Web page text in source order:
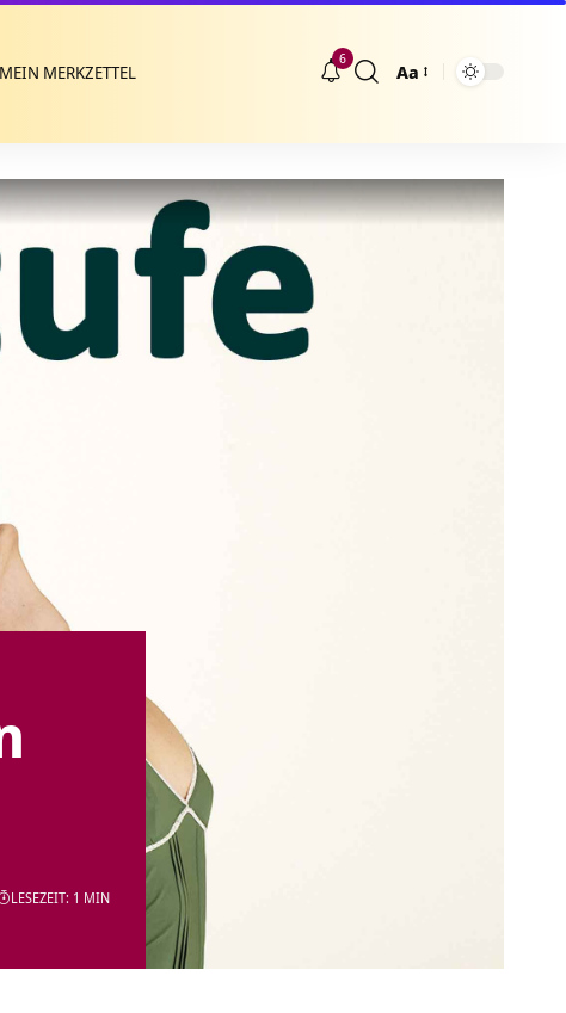
MEIN MERKZETTEL
6
Größenänderung
Aa
LESEZEIT: 1 MIN